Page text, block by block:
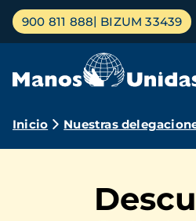
Pasar
contenido
Menú
principal
900 811 888 BIZUM 33439
Ruta
navegación
Inicio Nuestras